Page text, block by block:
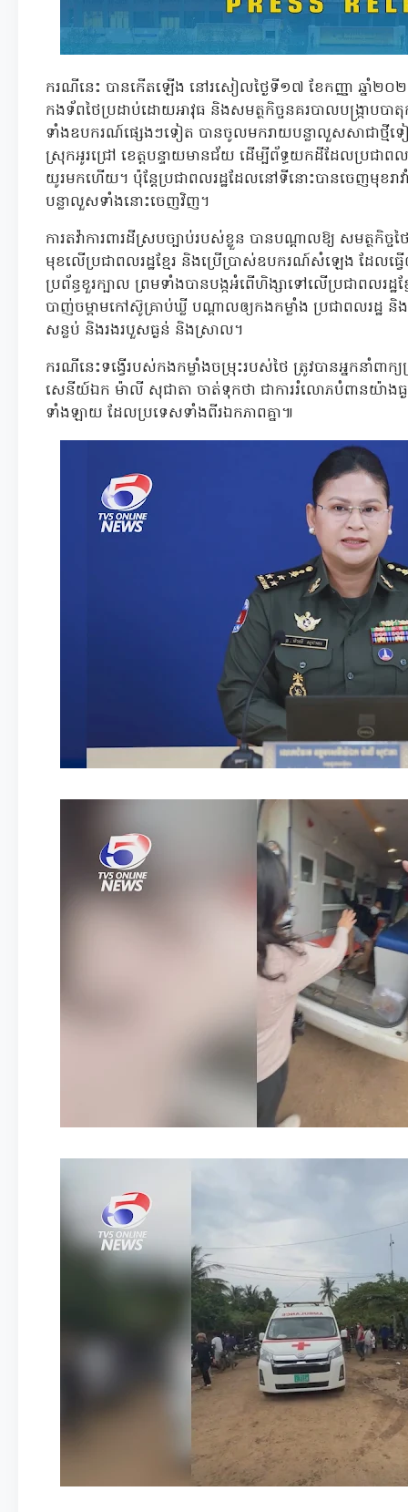
ករណីនេះ បានកើតឡើង នៅរសៀលថ្ងៃទី១៧ ខែកញ្ញា ឆ្នាំ២
កងទ័ពថៃប្រដាប់ដោយអាវុធ និងសមត្ថកិច្ចនគរបាលបង្ក្រាបប
ទាំងឧបករណ៍ផ្សេងៗទៀត បានចូលមករាយបន្លាលួសសាជាថ្មីទ
ស្រុកអូរជ្រៅ ខេត្តបន្ទាយមានជ័យ ដើម្បីព័ទ្ធយកដីដែលប្រជាព
យូរមកហើយ។ ប៉ុន្តែប្រជាពលរដ្ឋដែលនៅទីនោះបានចេញមុខរាវាំ
បន្លាលួសទាំងនោះចេញវិញ។
ការតវ៉ាការពារដីស្របច្បាប់របស់ខ្លួន បានបណ្តាលឱ្យ សមត្ថកិច្ច
មុខលើប្រជាពលរដ្ឋខ្មែរ និងប្រើប្រាស់ឧបករណ៍សំឡេង ដែលធ្
ប្រព័ន្ធខួរក្បាល ព្រមទាំងបានបង្កអំពើហិង្សាទៅលើប្រជាពលរដ្
បាញ់ចម្ពាមកៅស៊ូគ្រាប់ឃ្លី បណ្តាលឲ្យកងកម្លាំង ប្រជាពលរដ្
សន្លប់ និងរងរបួសធ្ងន់ និងស្រាល។
ករណីនេះទង្វើរបស់កងកម្លាំងចម្រុះរបស់ថៃ ត្រូវបានអ្នកនាំពា
សេនីយ៍ឯក ម៉ាលី សុជាតា ចាត់ទុកថា ជាការរំលោភបំពានយ៉ា
ទាំងឡាយ ដែលប្រទេសទាំងពីរឯកភាពគ្នា៕